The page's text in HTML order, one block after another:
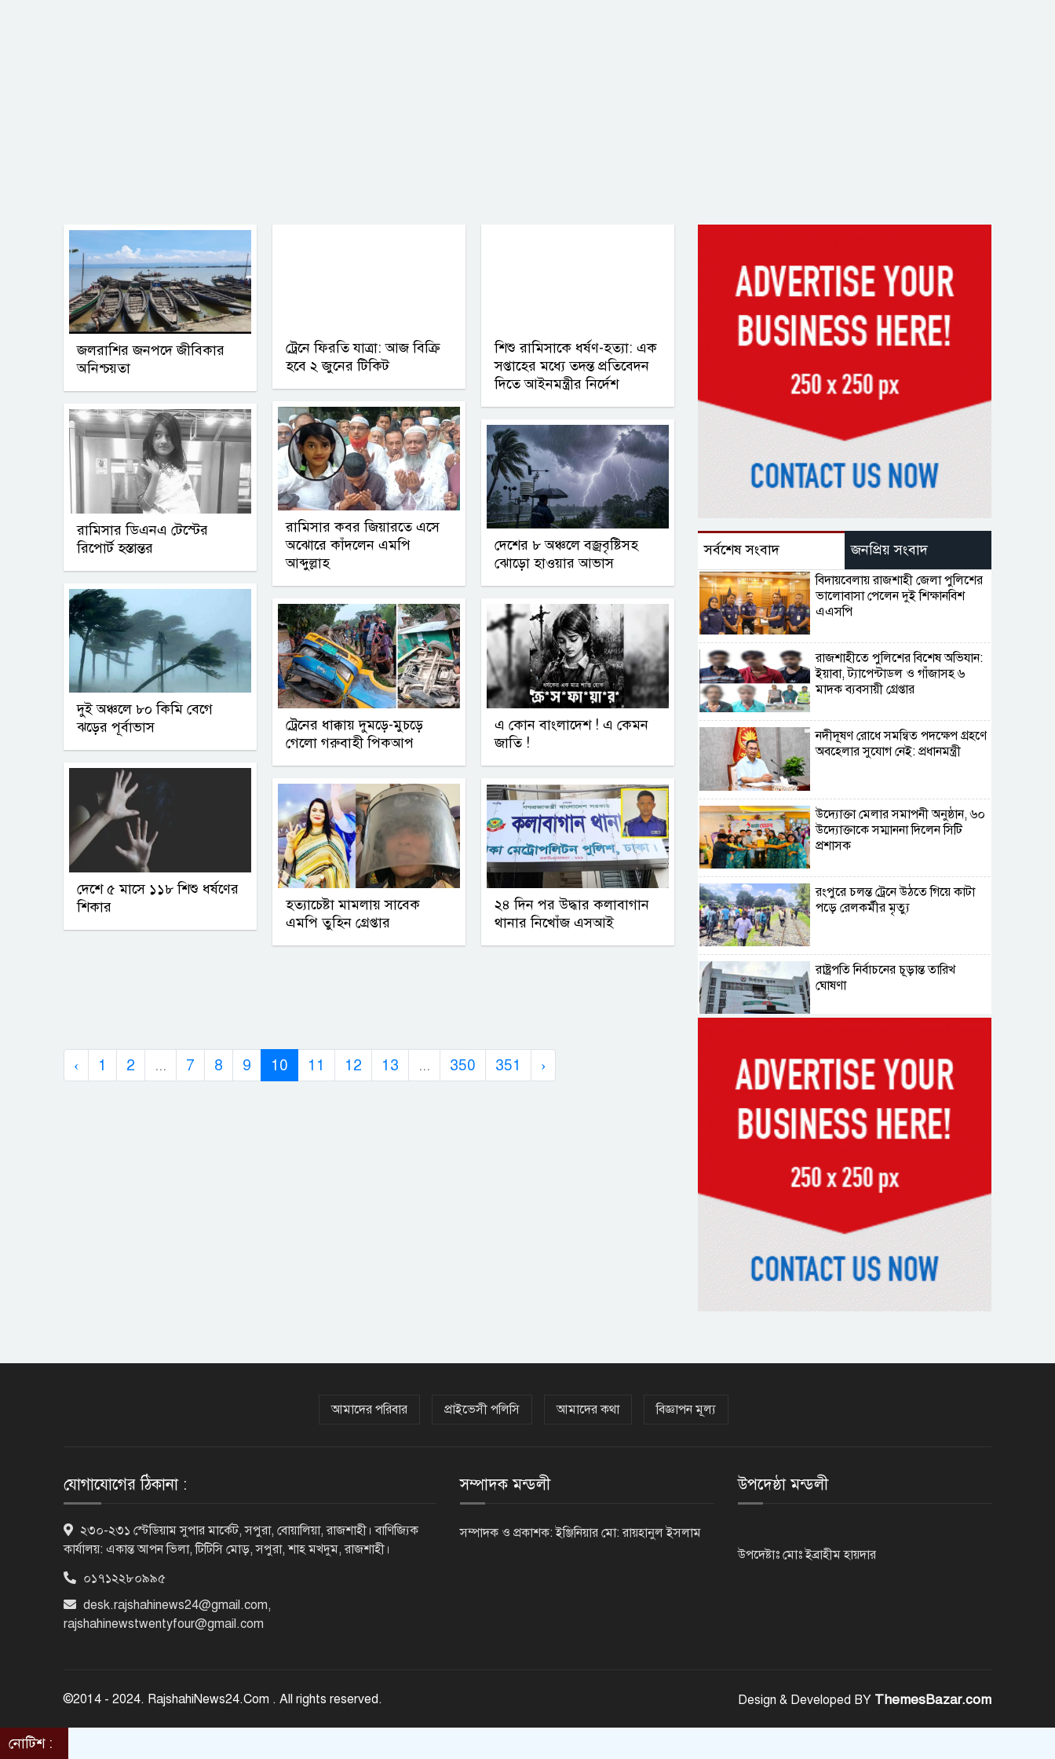
জলরাশির জনপদে জীবিকার
অনিশ্চয়তা
রামিসার ডিএনএ টেস্টের
রিপোর্ট হস্তান্তর
দুই অঞ্চলে ৮০ কিমি বেগে
ঝড়ের পূর্বাভাস
দেশে ৫ মাসে ১১৮ শিশু ধর্ষণের
শিকার
ট্রেনে ফিরতি যাত্রা: আজ বিক্রি
হবে ২ জুনের টিকিট
রামিসার কবর জিয়ারতে এসে
অঝোরে কাঁদলেন এমপি
আব্দুল্লাহ
ট্রেনের ধাক্কায় দুমড়ে-মুচড়ে
গেলো গরুবাহী পিকআপ
হত্যাচেষ্টা মামলায় সাবেক
এমপি তুহিন গ্রেপ্তার
শিশু রামিসাকে ধর্ষণ-হত্যা: এক
সপ্তাহের মধ্যে তদন্ত প্রতিবেদন
দিতে আইনমন্ত্রীর নির্দেশ
দেশের ৮ অঞ্চলে বজ্রবৃষ্টিসহ
ঝোড়ো হাওয়ার আভাস
এ কোন বাংলাদেশ ! এ কেমন
জাতি !
২৪ দিন পর উদ্ধার কলাবাগান
থানার নিখোঁজ এসআই
‹ 1 2 ... 7 8 9 10 11 12 13 ... 350 351 ›
সর্বশেষ সংবাদ জনপ্রিয় সংবাদ
বিদায়বেলায় রাজশাহী জেলা পুলিশের
ভালোবাসা পেলেন দুই শিক্ষানবিশ
এএসপি
রাজশাহীতে পুলিশের বিশেষ অভিযান:
ইয়াবা, ট্যাপেন্টাডল ও গাঁজাসহ ৬
মাদক ব্যবসায়ী গ্রেপ্তার
নদীদূষণ রোধে সমন্বিত পদক্ষেপ গ্রহণে
অবহেলার সুযোগ নেই: প্রধানমন্ত্রী
উদ্যোক্তা মেলার সমাপনী অনুষ্ঠান, ৬০
উদ্যোক্তাকে সম্মাননা দিলেন সিটি
প্রশাসক
রংপুরে চলন্ত ট্রেনে উঠতে গিয়ে কাটা
পড়ে রেলকর্মীর মৃত্যু
রাষ্ট্রপতি নির্বাচনের চূড়ান্ত তারিখ
ঘোষণা
স্মৃতিতে এখনও ৫ আগস্ট
ভিসাসেবা নিয়ে ভারতীয় হাইকমিশনের
সতর্কতা জারি
দুর্নীতিমুক্ত প্রশাসন গড়াই সরকারের
মূল লক্ষ্য : ভূমিমন্ত্রী
নেসকো কেন, কোনো কিছুই রাজশাহী
আমাদের পরিবার প্রাইভেসী পলিসি আমাদের কথা বিজ্ঞাপন মূল্য
যোগাযোগের ঠিকানা :
২৩০-২৩১ স্টেডিয়াম সুপার মার্কেট, সপুরা, বোয়ালিয়া, রাজশাহী। বাণিজ্যিক
কার্যালয়: একান্ত আপন ভিলা, টিটিসি মোড়, সপুরা, শাহ মখদুম, রাজশাহী।
০১৭১২২৮০৯৯৫
desk.rajshahinews24@gmail.com,
rajshahinewstwentyfour@gmail.com
সম্পাদক মন্ডলী
সম্পাদক ও প্রকাশক: ইঞ্জিনিয়ার মো: রায়হানুল ইসলাম
উপদেষ্ঠা মন্ডলী
উপদেষ্টাঃ মোঃ ইব্রাহীম হায়দার
©2014 - 2024. RajshahiNews24.Com . All rights reserved. Design & Developed BY ThemesBazar.com
নোটিশ :